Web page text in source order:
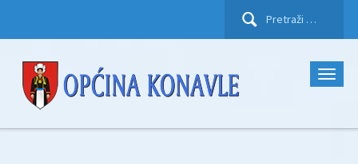
Pretraži: